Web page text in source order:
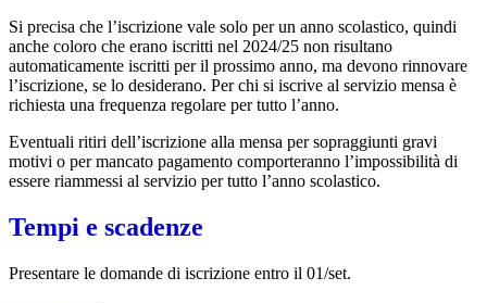
Si precisa che l’iscrizione vale solo per un anno scolastico, quindi
anche coloro che erano iscritti nel 2024/25 non risultano
automaticamente iscritti per il prossimo anno, ma devono rinnovare
l’iscrizione, se lo desiderano. Per chi si iscrive al servizio mensa è
richiesta una frequenza regolare per tutto l’anno.
Eventuali ritiri dell’iscrizione alla mensa per sopraggiunti gravi
motivi o per mancato pagamento comporteranno l’impossibilità di
essere riammessi al servizio per tutto l’anno scolastico.
Tempi e scadenze
Presentare le domande di iscrizione entro il 01/set.